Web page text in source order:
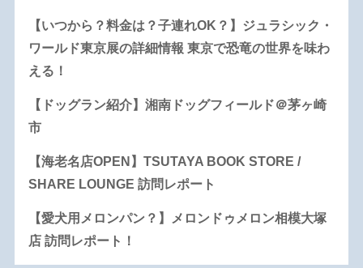
【いつから？料金は？子連れOK？】ジュラシック・
ワールド東京展の詳細情報 東京で恐竜の世界を味わ
える！
【ドッグラン紹介】湘南ドッグフィールド＠茅ヶ崎
市
【海老名店OPEN】TSUTAYA BOOK STORE /
SHARE LOUNGE 訪問レポート
【愛犬用メロンパン？】メロンドゥメロン相模大塚
店 訪問レポート！